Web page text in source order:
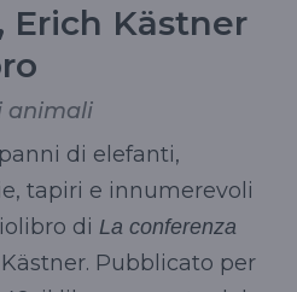
Erich Kästner
animali
di elefanti,
tapiri e innumerevoli
di La conferenza
Pubblicato per